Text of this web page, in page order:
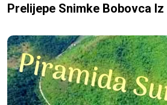
Prelijepe Snimke Bobovca